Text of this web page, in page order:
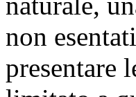
non
presentare